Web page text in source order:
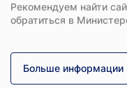
Рекомендуем найти
обратиться в
Больше информации